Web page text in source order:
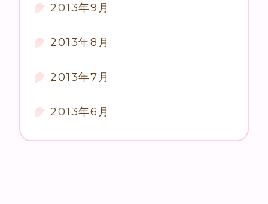
2013年9月
2013年8月
2013年7月
2013年6月